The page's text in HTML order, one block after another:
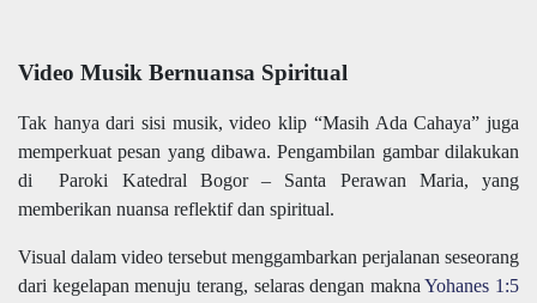
Video Musik Bernuansa Spiritual
Tak hanya dari sisi musik, video klip “Masih Ada Cahaya” juga
memperkuat pesan yang dibawa. Pengambilan gambar dilakukan
di Paroki Katedral Bogor – Santa Perawan Maria, yang
memberikan nuansa reflektif dan spiritual.
Visual dalam video tersebut menggambarkan perjalanan seseorang
dari kegelapan menuju terang, selaras dengan maknaYohanes 1:5